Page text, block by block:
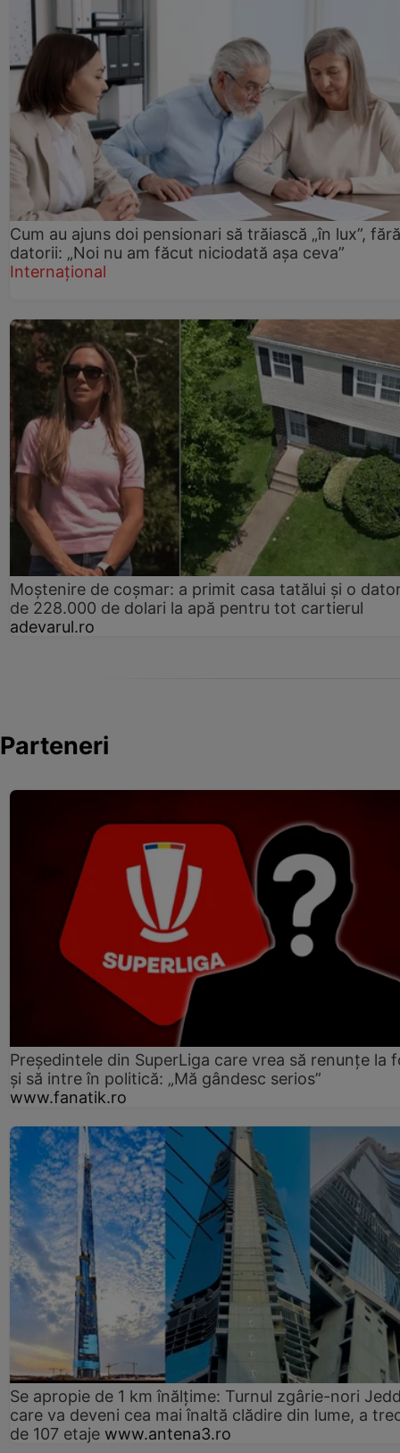
Cum au ajuns doi pensionari să trăiască „în lux”, fără
datorii: „Noi nu am făcut niciodată așa ceva”
Internațional
Moștenire de coșmar: a primit casa tatălui și o
de 228.000 de dolari la apă pentru tot cartierul
adevarul.ro
Parteneri
Președintele din SuperLiga care vrea să renunțe la
și să intre în politică: „Mă gândesc serios”
www.fanatik.ro
Se apropie de 1 km înălțime: Turnul zgârie-nori
care va deveni cea mai înaltă clădire din lume, a
de 107 etaje www.antena3.ro